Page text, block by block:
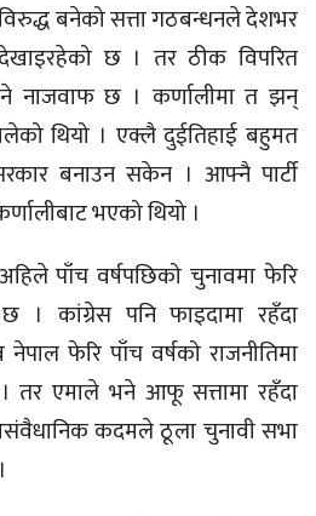
बनेको सत्ता गठबन्धनले देशभर
छ । तर ठीक विपरित
नाजवाफ छ । कर्णालीमा त झन्
थियो । एक्लै दुईतिहाई बहुमत
बनाउन सकेन । आफ्नै पार्टी
भएको थियो ।
पाँच वर्षपछिको चुनावमा फेरि
। कांग्रेस पनि फाइदामा रहँदा
फेरि पाँच वर्षको राजनीतिमा
तर एमाले भने आफू सत्तामा रहँदा
कदमले ठूला चुनावी सभा